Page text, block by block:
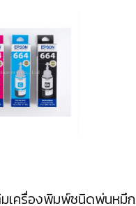
เครื่องพิมพ์ชนิดพ่นหมึก